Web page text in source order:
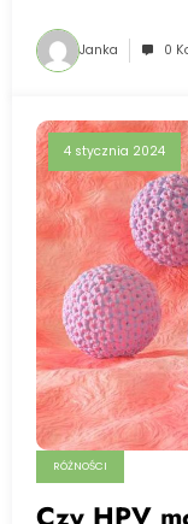
Janka 0
4 stycznia 2024
RÓŻNOŚCI